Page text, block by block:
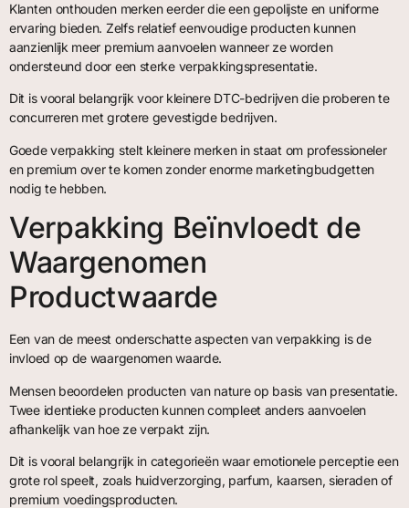
Klanten onthouden merken eerder die een gepolijste en uniforme
ervaring bieden. Zelfs relatief eenvoudige producten kunnen
aanzienlijk meer premium aanvoelen wanneer ze worden
ondersteund door een sterke verpakkingspresentatie.
Dit is vooral belangrijk voor kleinere DTC-bedrijven die proberen te
concurreren met grotere gevestigde bedrijven.
Goede verpakking stelt kleinere merken in staat om professioneler
en premium over te komen zonder enorme marketingbudgetten
nodig te hebben.
Verpakking Beïnvloedt de
Waargenomen
Productwaarde
Een van de meest onderschatte aspecten van verpakking is de
invloed op de waargenomen waarde.
Mensen beoordelen producten van nature op basis van presentatie.
Twee identieke producten kunnen compleet anders aanvoelen
afhankelijk van hoe ze verpakt zijn.
Dit is vooral belangrijk in categorieën waar emotionele perceptie een
grote rol speelt, zoals huidverzorging, parfum, kaarsen, sieraden of
premium voedingsproducten.